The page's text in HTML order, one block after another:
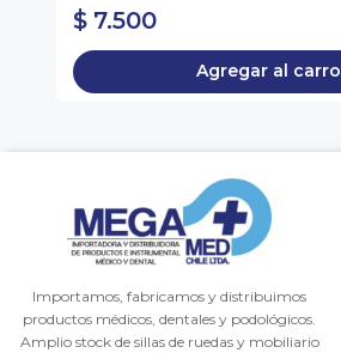
$ 7.500
Agregar al carro
Importamos, fabricamos y distribuimos
productos médicos, dentales y podológicos.
Amplio stock de sillas de ruedas y mobiliario